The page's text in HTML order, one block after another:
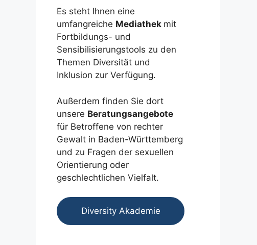
Es steht Ihnen eine
umfangreiche Mediathek mit
Fortbildungs- und
Sensibilisierungstools zu den
Themen Diversität und
Inklusion zur Verfügung.
Außerdem finden Sie dort
unsere Beratungsangebote
für Betroffene von rechter
Gewalt in Baden-Württemberg
und zu Fragen der sexuellen
Orientierung oder
geschlechtlichen Vielfalt.
Diversity Akademie